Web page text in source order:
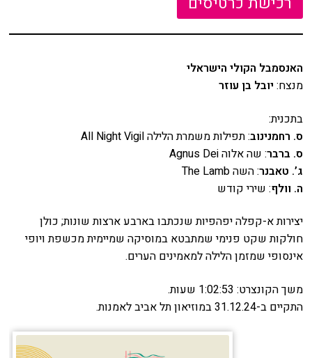
תקנון האתר
הקסם מאחורי הקולות
לוח מופעים
החשבון שלי
הזמנה
תקנון האתר
האנסמבל הקולי הישראלי
מנצח: יובל בן עוזר
בתכנית:
ס. רחמנינוב: תפילות משמרת הלילה All Night Vigil
ס. ברבר: שה אלוה Agnus Dei
ג’. טאבנר: השה The Lamb
ה. וולף: שירי קודש
יצירות א-קפלה יפהפיות שנכתבו בארבע ארצות שונות; כולן
חולקות שקט פנימי שמתבטא במוסיקה שמיימית מכשפת ויופי
אינסופי שמזמן הלילה למאמינים הערים.
משך הקונצרט: 1:02:53 שעות.
התקיים ב-31.12.24 במוזיאון תל אביב לאמנות.